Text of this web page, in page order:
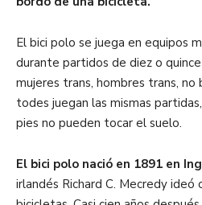
El bici polo se juega en equipos
durante partidos de diez o
mujeres trans, hombres trans, no
todes juegan las mismas
pies no pueden tocar el suelo.
El bici polo nació en 1891 en
irlandés Richard C. Mecredy ideó